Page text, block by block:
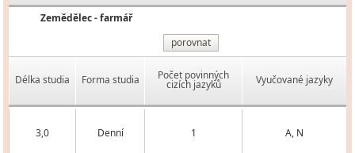
Zemědělec - farmář
porovnat
Délka studia Forma studia Počet povinných
cizích jazyků Vyučované jazyky
3,0 Denní 1 A, N